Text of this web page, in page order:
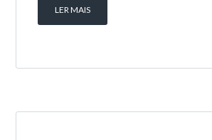
LER MAIS